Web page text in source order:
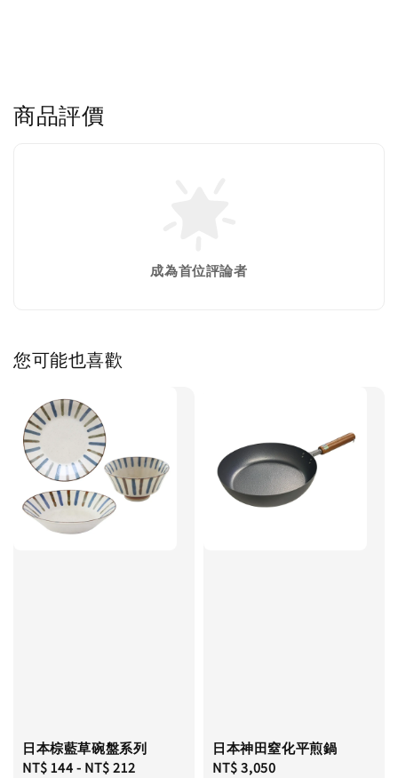
商品評價
成為首位評論者
您可能也喜歡
日本棕藍草碗盤系列
Regular
NT$ 144- NT$ 212
日本神田窒化平煎鍋
Regular
NT$ 3,050